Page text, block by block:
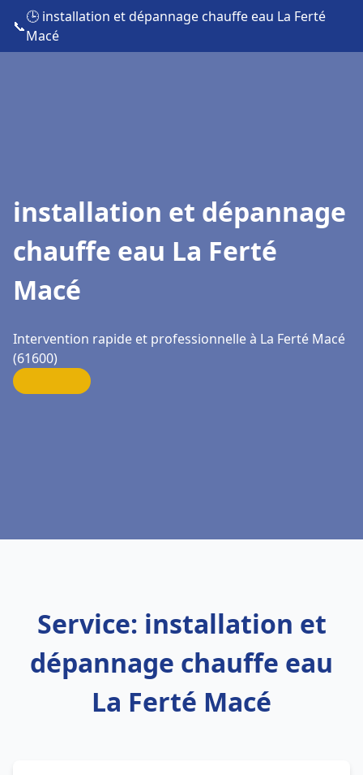
📞
🕒 installation et dépannage chauffe eau La Ferté
Macé
installation et dépannage
chauffe eau La Ferté
Macé
Intervention rapide et professionnelle à La Ferté Macé
(61600)
Service: installation et
dépannage chauffe eau
La Ferté Macé